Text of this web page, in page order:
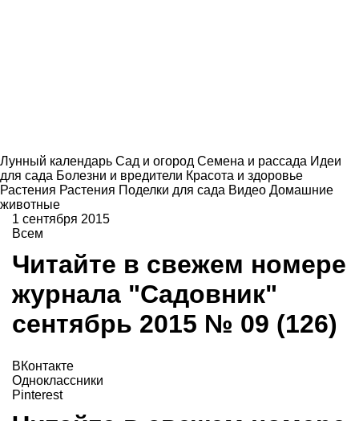
Лунный календарь Сад и огород Семена и рассада Идеи
для сада Болезни и вредители Красота и здоровье
Растения Растения Поделки для сада Видео Домашние
животные
1 сентября 2015
Всем
Читайте в свежем номере
журнала "Садовник"
сентябрь 2015 № 09 (126)
ВКонтакте
Одноклассники
Pinterest